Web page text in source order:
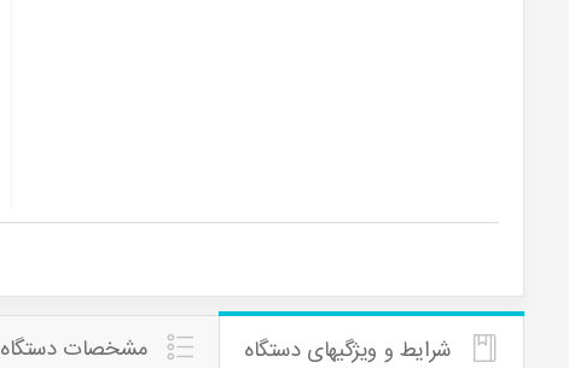
شرایط و ویژگیهای دستگاه مشخصات دستگاه